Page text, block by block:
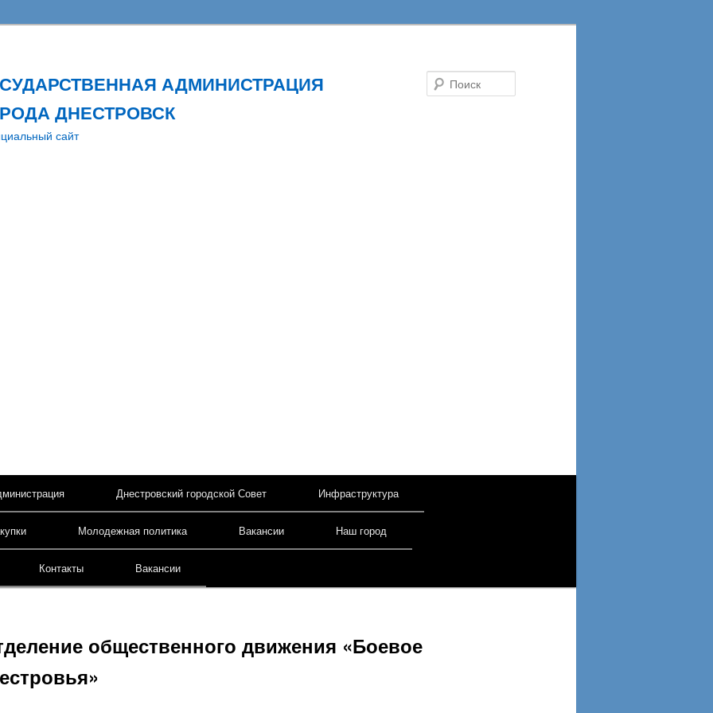
АДМИНИСТРАЦИЯ
ДНЕСТРОВСК
сайт
Днестровский городской Совет Инфраструктура
Молодежная политика Вакансии Наш город
Контакты Вакансии
общественного движения «Боевое